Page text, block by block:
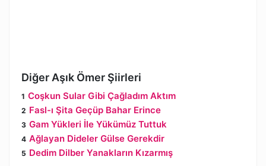
Diğer Aşık Ömer Şiirleri
Coşkun Sular Gibi Çağladım Aktım
Fasl-ı Şita Geçüp Bahar Erince
Gam Yükleri İle Yükümüz Tuttuk
Ağlayan Dideler Gülse Gerekdir
Dedim Dilber Yanakların Kızarmış